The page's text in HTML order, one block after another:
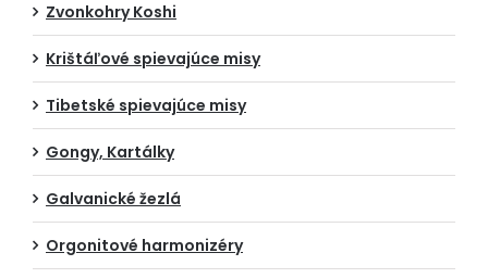
Zvonkohry Koshi
Krištáľové spievajúce misy
Tibetské spievajúce misy
Gongy, Kartálky
Galvanické žezlá
Orgonitové harmonizéry